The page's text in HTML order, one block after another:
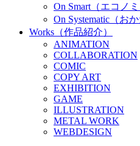
On Smart（エコノ
On Systematic（お
Works（作品紹介）
ANIMATION
COLLABORATION
COMIC
COPY ART
EXHIBITION
GAME
ILLUSTRATION
METAL WORK
WEBDESIGN